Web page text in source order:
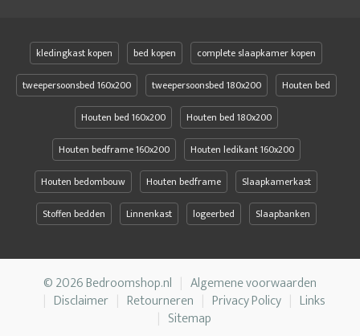
kledingkast kopen bed kopen
complete slaapkamer kopen
tweepersoonsbed 160x200
tweepersoonsbed 180x200
Houten bed
Houten bed 160x200
Houten bed 180x200
Houten bedframe 160x200
Houten ledikant 160x200
Houten bedombouw
Houten bedframe
Slaapkamerkast
Stoffen bedden
Linnenkast logeerbed Slaapbanken
© 2026 Bedroomshop.nl
Algemene voorwaarden
Disclaimer
Retourneren Privacy Policy
Links
Sitemap